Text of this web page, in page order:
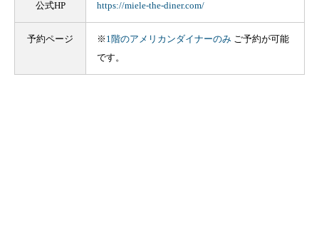
公式HP https://miele-the-diner.com/
予約ページ ※ 1階のアメリカンダイナーのみ ご予約が可能
です。